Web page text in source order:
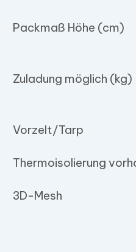
Packmaß Höhe (cm)
Zuladung möglich (kg)
Vorzelt/Tarp
Thermoisolierung
3D-Mesh